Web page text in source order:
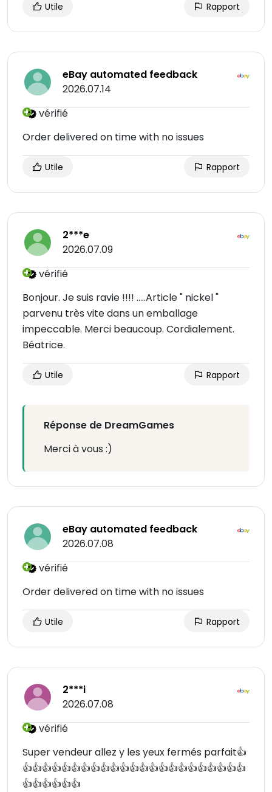
Utile Rapport
eBay automated feedback
2026.07.14
vérifié
Order delivered on time with no issues
Utile Rapport
2***e
2026.07.09
vérifié
Bonjour. Je suis ravie !!!! .....Article " nickel "
parvenu très vite dans un emballage
impeccable. Merci beaucoup. Cordialement.
Béatrice.
Utile Rapport
Réponse de DreamGames
Merci à vous :)
eBay automated feedback
2026.07.08
vérifié
Order delivered on time with no issues
Utile Rapport
2***i
2026.07.08
vérifié
Super vendeur allez y les yeux fermés parfait👍
👍👍👍👍👍👍👍👍👍👍👍👍👍👍👍👍👍👍👍👍👍👍👍
👍👍👍👍👍👍